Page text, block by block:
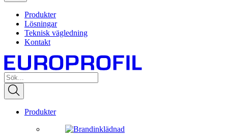
Produkter
Lösningar
Teknisk vägledning
Kontakt
Produkter